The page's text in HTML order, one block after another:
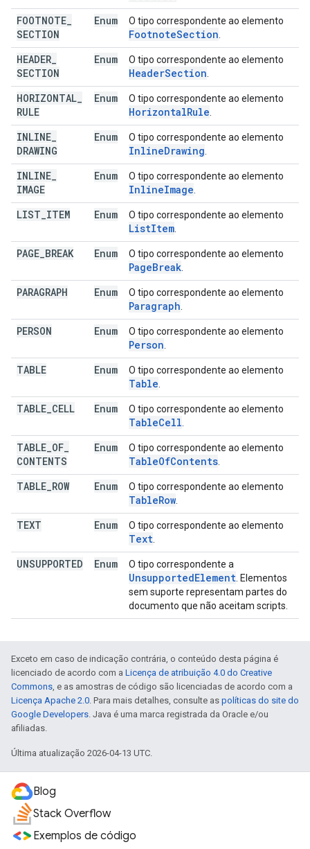
FOOTNOTE
SECTION
Enum O tipo correspondente ao elemento
FootnoteSection
HEADER
SECTION
Enum O tipo correspondente ao elemento
HeaderSection
HORIZONTAL
RULE
Enum O tipo correspondente ao elemento
HorizontalRule
INLINE
DRAWING
Enum O tipo correspondente ao elemento
InlineDrawing
INLINE
IMAGE
Enum O tipo correspondente ao elemento
InlineImage
LIST ITEM Enum O tipo correspondente ao elemento
ListItem
PAGE BREAK Enum O tipo correspondente ao elemento
PageBreak
PARAGRAPH Enum O tipo correspondente ao elemento
Paragraph
PERSON Enum O tipo correspondente ao elemento
Person
TABLE Enum O tipo correspondente ao elemento
Table
TABLE CELL Enum O tipo correspondente ao elemento
TableCell
TABLE OF
CONTENTS
Enum O tipo correspondente ao elemento
TableOfContents
TABLE ROW Enum O tipo correspondente ao elemento
TableRow
TEXT Enum O tipo correspondente ao elemento
Text
UNSUPPORTED Enum O tipo correspondente a
UnsupportedElement . Elementos
sem suporte representam partes do
documento que não aceitam scripts.
Exceto em caso de indicação contrária, o conteúdo desta página é
licenciado de acordo com a Licença de atribuição 4.0 do Creative
Commons, e as amostras de código são licenciadas de acordo com a
Licença Apache 2.0. Para mais detalhes, consulte as políticas do site do
Google Developers. Java é uma marca registrada da Oracle e/ou
afiliadas.
Última atualização 2026-04-13 UTC.
Blog
Stack Overflow
Exemplos de código